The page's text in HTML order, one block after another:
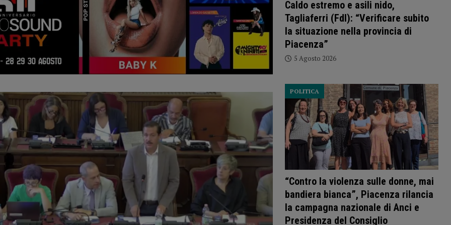
Caldo estremo e asili nido,
Tagliaferri (FdI): “Verificare subito
la situazione nella provincia di
Piacenza”
5 Agosto 2026
“Contro la violenza sulle donne, mai
bandiera bianca”, Piacenza rilancia
la campagna nazionale di Anci e
Presidenza del Consiglio
POLITICA